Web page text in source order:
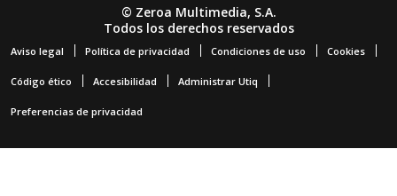
© Zeroa Multimedia, S.A.
Todos los derechos reservados
Aviso legal Política de privacidad Condiciones de uso Cookies
Código ético Accesibilidad Administrar Utiq
Preferencias de privacidad